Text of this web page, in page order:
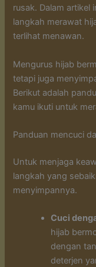
rusak. Dalam artikel
langkah merawat
terlihat menawan.
Mengurus hijab
tetapi juga
Berikut adalah
kamu ikuti untuk
Panduan mencuci
Untuk menjaga
langkah yang
menyimpannya.
Cuci
hijab
dengan
deterjen